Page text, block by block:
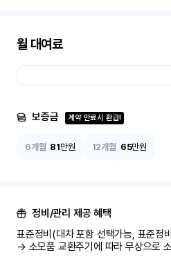
월 대여료
보증금 계약 만료시 환급!
6개월 81만원 12개월 65만원
정비/관리 제공 혜택
표준정비(대차 포함 선택가능, 표준정
→ 소모품 교환주기에 따라 무상으로